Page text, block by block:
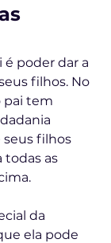
é poder dar a
filhos. No
pai tem
seus filhos
todas as
da
ela pode